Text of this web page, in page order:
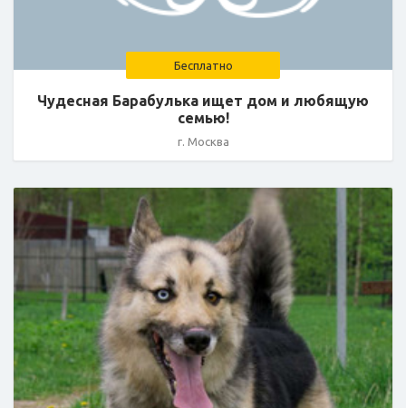
Бесплатно
Чудесная Барабулька ищет дом и любящую
семью!
г. Москва